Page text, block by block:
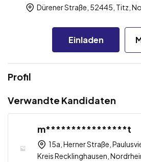
Dürener Straße, 52445, Titz,
Einladen
Profil
Verwandte Kandidaten
m****************t
15a, Herner Straße,
Kreis Recklinghausen,